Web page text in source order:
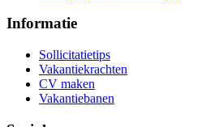
Informatie
Sollicitatietips
Vakantiekrachten
CV maken
Vakantiebanen